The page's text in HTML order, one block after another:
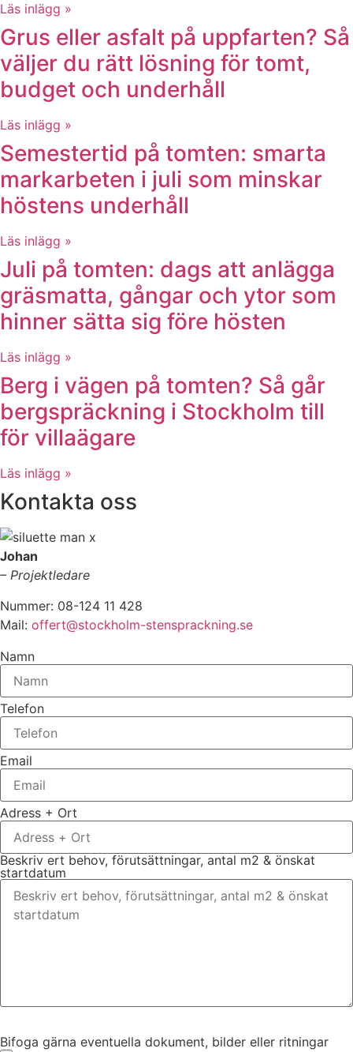
Läs inlägg »
Grus eller asfalt på uppfarten? Så
väljer du rätt lösning för tomt,
budget och underhåll
Läs inlägg »
Semestertid på tomten: smarta
markarbeten i juli som minskar
höstens underhåll
Läs inlägg »
Juli på tomten: dags att anlägga
gräsmatta, gångar och ytor som
hinner sätta sig före hösten
Läs inlägg »
Berg i vägen på tomten? Så går
bergspräckning i Stockholm till
för villaägare
Läs inlägg »
Kontakta oss
Johan
– Projektledare
Nummer: 08-124 11 428
Mail: offert@stockholm-stensprackning.se
Namn
Telefon
Email
Adress + Ort
Beskriv ert behov, förutsättningar, antal m2 & önskat
startdatum
Bifoga gärna eventuella dokument, bilder eller ritningar